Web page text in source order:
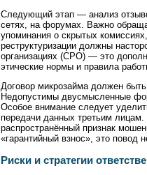
Следующий этап — анализ
сетях, на форумах. Важно
упоминания о скрытых
реструктуризации должны
организациях (СРО) — это
этические нормы и правила
Договор микрозайма должен
Недопустимы двусмысленные
Особое внимание следует
передачи данных третьим
распространённый признак
«гарантийный взнос», это повод
Риски и стратегии